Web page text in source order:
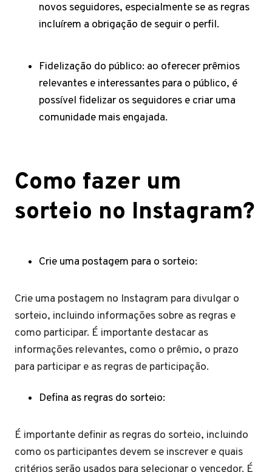
novos seguidores, especialmente se as regras
incluírem a obrigação de seguir o perfil.
Fidelização do público: ao oferecer prêmios
relevantes e interessantes para o público, é
possível fidelizar os seguidores e criar uma
comunidade mais engajada.
Como fazer um
sorteio no Instagram?
Crie uma postagem para o sorteio:
Crie uma postagem no Instagram para divulgar o
sorteio, incluindo informações sobre as regras e
como participar. É importante destacar as
informações relevantes, como o prêmio, o prazo
para participar e as regras de participação.
Defina as regras do sorteio:
É importante definir as regras do sorteio, incluindo
como os participantes devem se inscrever e quais